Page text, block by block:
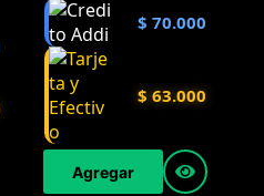
$ 70.000
$ 63.000
Agregar